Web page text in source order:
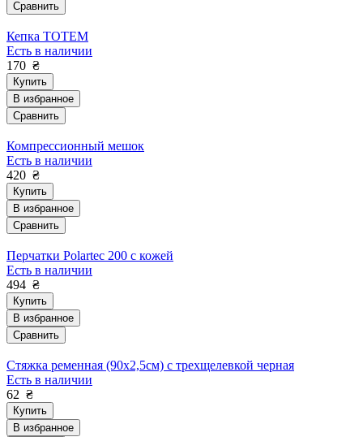
Сравнить
Кепка TOTEM
Есть в наличии
170 ₴
Купить
В избранное
Сравнить
Компрессионный мешок
Есть в наличии
420 ₴
Купить
В избранное
Сравнить
Перчатки Polartec 200 с кожей
Есть в наличии
494 ₴
Купить
В избранное
Сравнить
Стяжка ременная (90х2,5см) с трехщелевкой черная
Есть в наличии
62 ₴
Купить
В избранное